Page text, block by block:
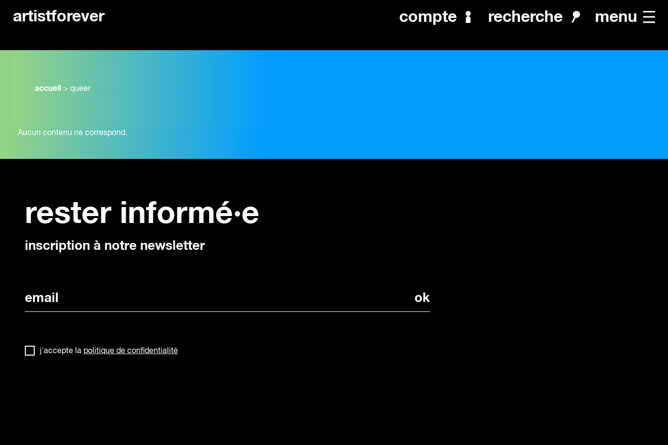
artistforever compte recherche menu
accueil > queer
Aucun contenu ne correspond.
rester informé·e
inscription à notre newsletter
j'accepte la politique de confidentialité